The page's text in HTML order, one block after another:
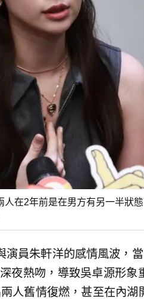
在2年前是在男方有另一半狀
員朱軒洋的感情風波，
夜熱吻，導致吳卓源形象
人舊情復燃，甚至在內湖